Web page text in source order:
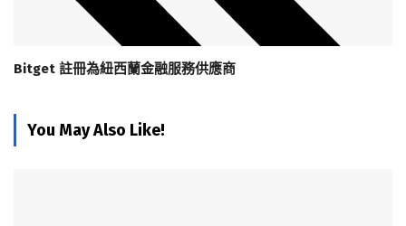
Bitget 註冊為紐西蘭金融服務供應商
You May Also Like!